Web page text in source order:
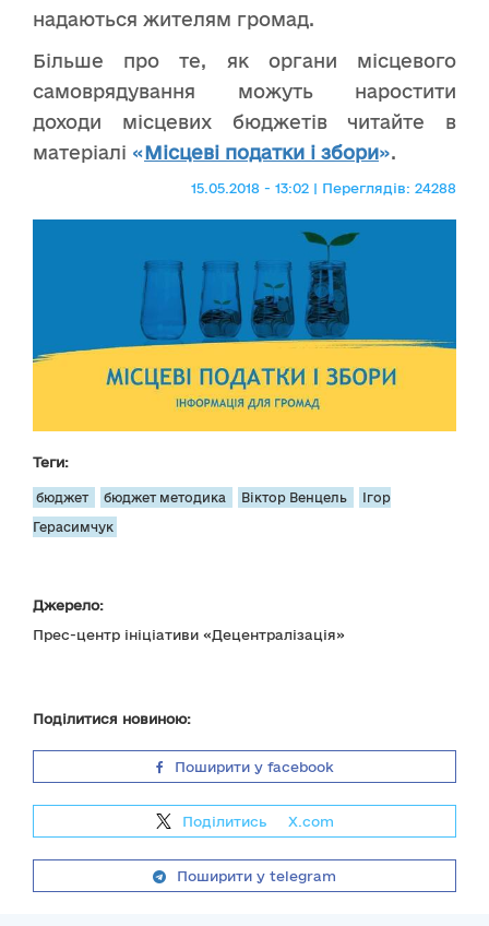
надаються жителям громад.
Більше про те, як органи місцевого
самоврядування можуть наростити
доходи місцевих бюджетів читайте в
матеріалі «Місцеві податки і збори».
15.05.2018 - 13:02 | Переглядів: 24288
Теги:
бюджет бюджет методика Віктор Венцель Ігор
Герасимчук
Джерело:
Прес-центр ініціативи «Децентралізація»
Поділитися новиною:
Поширити у facebook
Поділитись X.com
Поширити у telegram